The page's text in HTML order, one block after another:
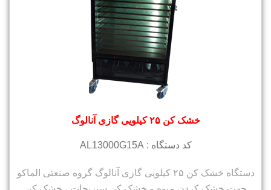
خشک کن ۲۵ کیلویی گازی آنالوگ
کد دستگاه : AL13000G15A
دستگاه خشک کن ۲۵ کیلویی گازی آنالوگ گروه صنعتی الماکو